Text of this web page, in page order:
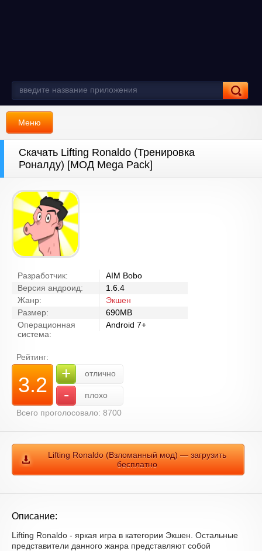
Меню
Скачать Lifting Ronaldo (Тренировка
Роналду) [МОД Mega Pack]
Разработчик:
AIM Bobo
Версия андроид:
1.6.4
Жанр:
Экшен
Размер:
690MB
Операционная
система:
Android 7+
Рейтинг:
3.2 + отлично
-
плохо
Всего проголосовало: 8700
Lifting Ronaldo (Взломанный мод) — загрузить
бесплатно
Описание:
Lifting Ronaldo - яркая игра в категории Экшен. Остальные
представители данного жанра представляют собой